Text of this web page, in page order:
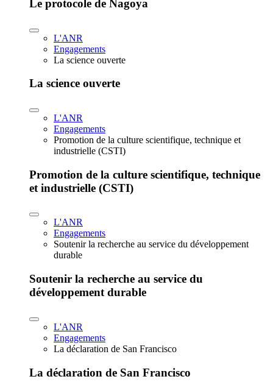
Le protocole de Nagoya
L'ANR
Engagements
La science ouverte
La science ouverte
L'ANR
Engagements
Promotion de la culture scientifique, technique et
industrielle (CSTI)
Promotion de la culture scientifique, technique
et industrielle (CSTI)
L'ANR
Engagements
Soutenir la recherche au service du développement
durable
Soutenir la recherche au service du
développement durable
L'ANR
Engagements
La déclaration de San Francisco
La déclaration de San Francisco